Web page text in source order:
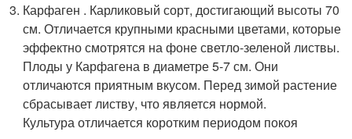
Карфаген . Карликовый сорт, достигающий высоты 70
см. Отличается крупными красными цветами, которые
эффектно смотрятся на фоне светло-зеленой листвы.
Плоды у Карфагена в диаметре 5-7 см. Они
отличаются приятным вкусом. Перед зимой растение
сбрасывает листву, что является нормой.
Культура отличается коротким периодом покоя